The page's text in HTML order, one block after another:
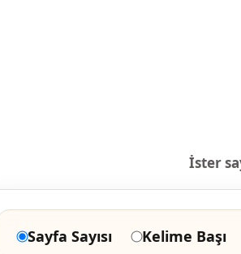
İster
Sayfa Sayısı Kelime Başı